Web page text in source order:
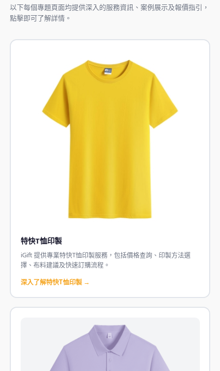
以下每個專題頁面均提供深入的服務資訊、案例展示及報價指引，
點擊即可了解詳情。
特快T恤印製
iGift 提供專業特快T恤印製服務，包括價格查詢、印製方法選
擇、布料建議及快速訂購流程。
深入了解特快T恤印製 →